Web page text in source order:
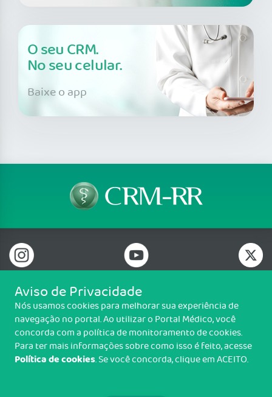
O seu CRM.
No seu celular.
Baixe o app
Telefone: (95) 3632-1542 / (95) 3623-1554
Email: crmrr@portalmedico.org.br
Av. Ville Roy, 4123, Canarinho, Boa Vista - RR
Copyright CRM-RR. Todos os direitos reservados.
Aviso de Privacidade
Nós usamos cookies para melhorar sua experiência de
navegação no portal. Ao utilizar o Portal Médico, você
concorda com a política de monitoramento de cookies.
Para ter mais informações sobre como isso é feito, acesse
Política de cookies. Se você concorda, clique em ACEITO.